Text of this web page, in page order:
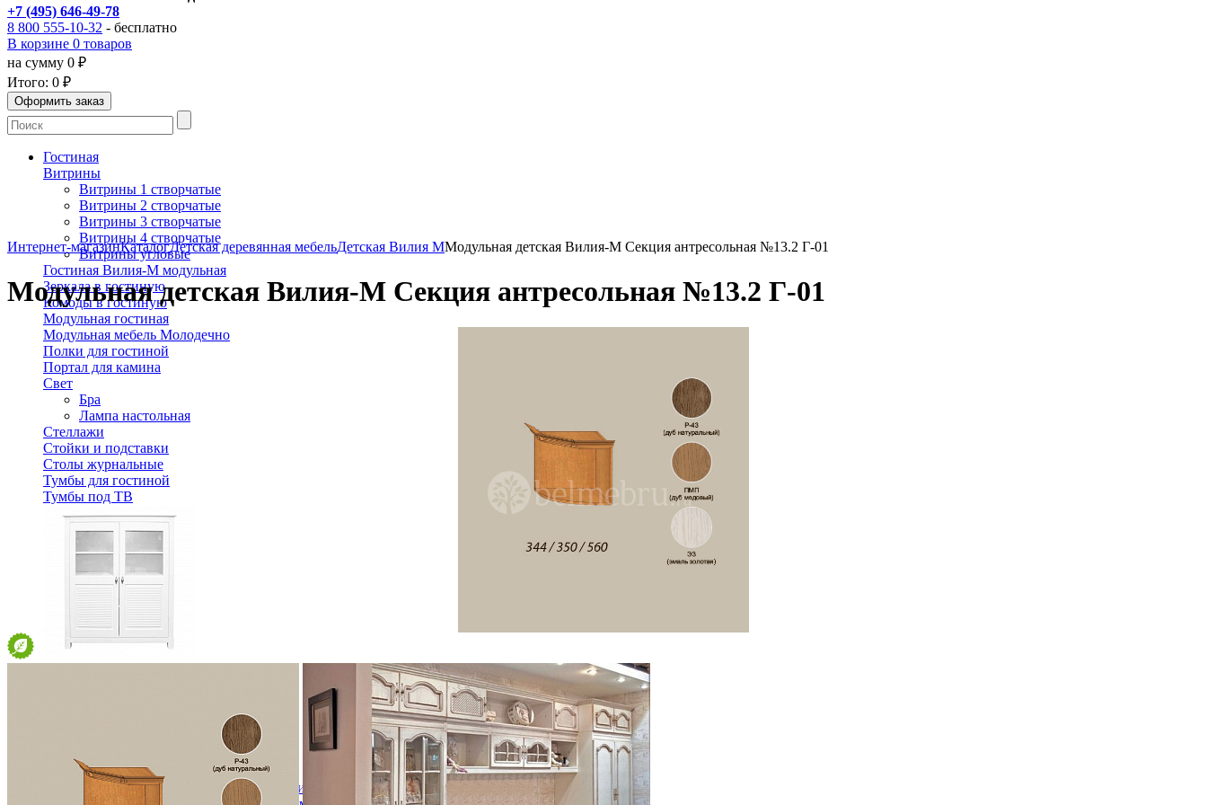
+7 (495) 646-49-78
8 800 555-10-32 - бесплатно
В корзине 0 товаров
на сумму 0 ₽
Итого: 0 ₽
Гостиная
Витрины
Витрины 1 створчатые
Витрины 2 створчатые
Витрины 3 створчатые
Витрины 4 створчатые
Витрины угловые
Гостиная Вилия-М модульная
Зеркала в гостиную
Комоды в гостиную
Модульная гостиная
Модульная мебель Молодечно
Полки для гостиной
Портал для камина
Свет
Бра
Лампа настольная
Стеллажи
Стойки и подставки
Столы журнальные
Тумбы для гостиной
Тумбы под ТВ
-30%
Спальня
Деревянные кровати с подъемным механизмом
Интернет-магазинКаталогДетская деревянная мебельДетская Вилия ММодульная детская Вилия-М Секция антресольная №13.2 Г-01
Модульная детская Вилия-М Секция антресольная №13.2 Г-01